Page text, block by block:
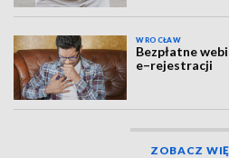
WROCŁAW
Bezpłatne
e–rejestracji
ZOBACZ